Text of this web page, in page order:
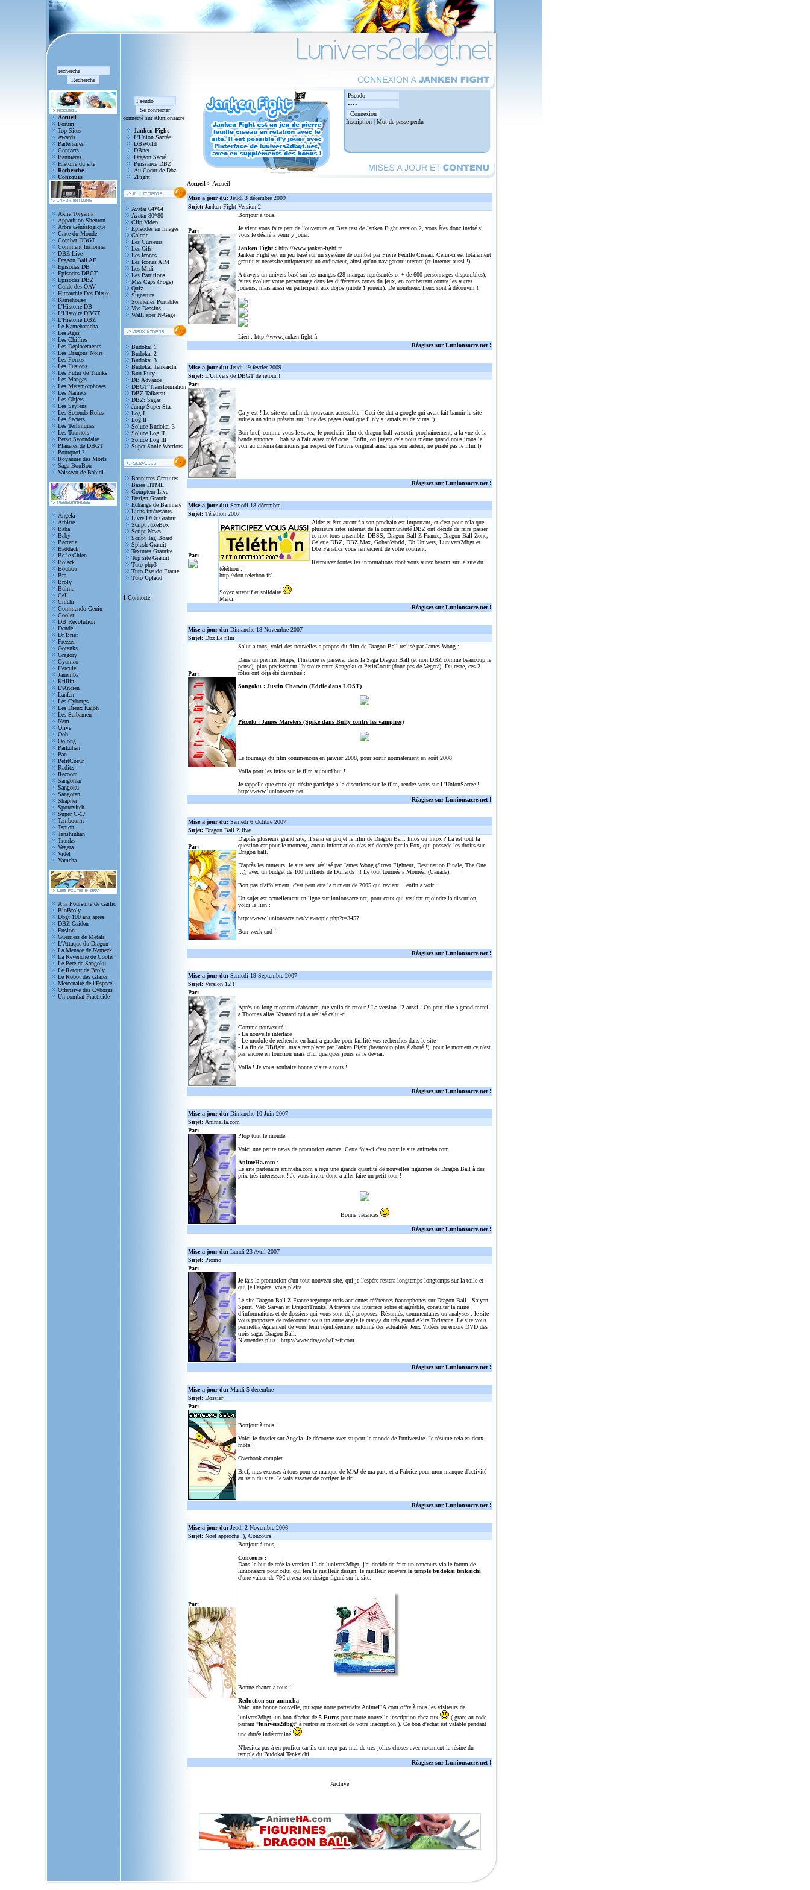
Accueil
Forum
Top-Sites
Awards
Partenaires
Contacts
Bannieres
Histoire du site
Recherche
Concours
connecté sur #lunionsacre
Janken Fight
L'Union Sacrée
DBWorld
DBnet
Dragon Sacré
Puissance DBZ
Au Coeur de Dbz
2Fight
Inscription | Mot de passe perdu
Akira Toryama
Apparition Shenron
Arbre Généalogique
Carte du Monde
Combat DBGT
Comment fusionner
DBZ Live
Dragon Ball AF
Episodes DB
Episodes DBGT
Episodes DBZ
Guide des OAV
Hierarchie Des Dieux
Kamehouse
L'Histoire DB
L'Histoire DBGT
L'Histoire DBZ
Le Kamehameha
Les Ages
Les Chiffres
Les Déplacements
Les Dragons Noirs
Les Forces
Les Fusions
Les Futur de Trunks
Les Mangas
Les Metamorphoses
Les Namecs
Les Objets
Les Sayiens
Les Seconds Roles
Les Secrets
Les Techniques
Les Tournois
Perso Secondaire
Planetes de DBGT
Pourquoi ?
Royaume des Morts
Saga BouBou
Vaisseau de Babidi
Angela
Arbitre
Baba
Baby
Bacterie
Baddack
Be le Chien
Bojack
Boubou
Bra
Broly
Bulma
Cell
Chichi
Commando Geniu
Cooler
DB:Revolution
Dendé
Dr Brief
Freezer
Gotenks
Gregory
Gyumao
Hercule
Janemba
Krillin
L'Ancien
Lanfan
Les Cyborgs
Les Dieux Kaioh
Les Saibamen
Nam
Olive
Oob
Oolong
Paikuhan
Pan
PetitCoeur
Raditz
Recoom
Sangohan
Sangoku
Sangoten
Shapner
Sporovitch
Super C-17
Tambourin
Tapion
Tenshinhan
Trunks
Vegeta
Videl
Yamcha
A la Poursuite de Garlic
BioBroly
Dbgt 100 ans apres
DBZ Gaiden
Fusion
Guerriers de Metals
L'Attaque du Dragon
La Menace de Nameck
La Revenche de Cooler
Le Pere de Sangoku
Le Retour de Broly
Le Robot des Glaces
Mercenaire de l'Espace
Offensive des Cyborgs
Un combat Fracticide
Avatar 64*64
Avatar 80*80
Clip Video
Episodes en images
Galerie
Les Curseurs
Les Gifs
Les Icones
Les Icones AIM
Les Midi
Les Partitions
Mes Caps (Pogs)
Quiz
Signature
Sonneries Portables
Vos Dessins
WallPaper N-Gage
Budokai 1
Budokai 2
Budokai 3
Budokai Tenkaichi
Buu Fury
DB Advance
DBGT Transformation
DBZ Taiketsu
DBZ: Sagas
Jump Super Star
Log I
Log II
Soluce Budokai 3
Soluce Log II
Soluce Log III
Super Sonic Warriors
Bannieres Gratuites
Bases HTML
Compteur Live
Design Gratuit
Echange de Banniere
Liens intérésants
Livre D'Or Gratuit
Script JuxeBox
Script News
Script Tag Board
Splash Gratuit
Textures Gratuite
Top site Gratuit
Tuto php3
Tuto Pseudo Frame
Tuto Uplaod
1 Connecté
Accueil > Accueil
Mise a jour du: Jeudi 3 décembre 2009
Sujet: Janken Fight Version 2
Par:
Bonjour a tous.
Je vient vous faire part de l'ouverture en Beta test de Janken Fight version 2, vous êtes donc invité si
vous le désiré a venir y jouer.
Janken Fight : http://www.janken-fight.fr
Janken Fight est un jeu basé sur un système de combat par Pierre Feuille Ciseau. Celui-ci est totalement
gratuit et nécessite uniquement un ordinateur, ainsi qu'un navigateur internet (et internet aussi !)
A travers un univers basé sur les mangas (28 mangas représentés et + de 600 personnages disponibles),
faites évoluer votre personnage dans les différentes cartes du jeux, en combattant contre les autres
joueurs, mais aussi en participant aux dojos (mode 1 joueur). De nombreux lieux sont à découvrir !
Lien : http://www.janken-fight.fr
Réagisez sur Lunionsacre.net !
Mise a jour du: Jeudi 19 février 2009
Sujet: L'Univers de DBGT de retour !
Par:
Ça y est ! Le site est enfin de nouveaux accessible ! Ceci été dut a google qui avait fait bannir le site
suite a un virus présent sur l'une des pages (sauf que il n'y a jamais eu de virus !).
Bon bref, comme vous le savez, le prochain film de dragon ball va sortir prochainement, à la vue de la
bande annonce... bah sa a l'air assez médiocre.. Enfin, on jugera cela nous même quand nous irons le
voir au cinéma (au moins par respect de l'œuvre original ainsi que son auteur, ne piraté pas le film !)
Réagisez sur Lunionsacre.net !
Mise a jour du: Samedi 18 décembre
Sujet: Téléthon 2007
Par:
Aider et être attentif à son prochain est important, et c'est pour cela que
plusieurs sites internet de la communauté DBZ ont décidé de faire passer
ce mot tous ensemble. DBSS, Dragon Ball Z France, Dragon Ball Zone,
Galerie DBZ, DBZ Max, GohanWorld, Db Univers, Lunivers2dbgt et
Dbz Fanatics vous remercient de votre soutient.
Retrouvez toutes les informations dont vous aurez besoin sur le site du
téléthon :
http://don.telethon.fr/
Soyez attentif et solidaire
Merci.
Réagisez sur Lunionsacre.net !
Mise a jour du: Dimanche 18 Novembre 2007
Sujet: Dbz Le film
Par:
Salut a tous, voici des nouvelles a propos du film de Dragon Ball réalisé par James Wong :
Dans un premier temps, l'histoire se passerai dans la Saga Dragon Ball (et non DBZ comme beaucoup le
pense), plus précisément l'histoire entre Sangoku et PetitCoeur (donc pas de Vegeta). Du reste, ces 2
rôles ont déjà été distribué :
Sangoku : Justin Chatwin (Eddie dans LOST)
Piccolo : James Marsters (Spike dans Buffy contre les vampires)
Le tournage du film commencera en janvier 2008, pour sortir normalement en août 2008
Voila pour les infos sur le film aujourd'hui !
Je rappelle que ceux qui désire participé à la discutions sur le film, rendez vous sur L'UnionSacrée !
http://www.lunionsacre.net
Réagisez sur Lunionsacre.net !
Mise a jour du: Samedi 6 Octibre 2007
Sujet: Dragon Ball Z live
Par:
D'après plusieurs grand site, il serai en projet le film de Dragon Ball. Infos ou Intox ? La est tout la
question car pour le moment, aucun information n'as été donnée par la Fox, qui possède les droits sur
Dragon ball.
D'après les rumeurs, le site serai réalisé par James Wong (Street Fighteur, Destination Finale, The One
...), avec un budget de 100 millards de Dollards !!! Le tout tournée a Monréal (Canada).
Bon pas d'affolement, c'est peut etre la rumeur de 2005 qui revient... enfin a voir...
Un sujet est actuellement en ligne sur lunionsacre.net, pour ceux qui veulent rejoindre la discution,
voici le lien :
http://www.lunionsacre.net/viewtopic.php?t=3457
Bon week end !
Réagisez sur Lunionsacre.net !
Mise a jour du: Samedi 19 Septembre 2007
Sujet: Version 12 !
Par:
Après un long moment d'absence, me voila de retour ! La version 12 aussi ! On peut dire a grand merci
a Thomas alias Khanard qui a réalisé celui-ci.
Comme nouveauté :
- La nouvelle interface
- Le module de recherche en haut a gauche pour facilité vos recherches dans le site
- La fin de DBfight, mais remplacer par Janken Fight (beaucoup plus élaboré !), pour le moment ce n'est
pas encore en fonction mais d'ici quelques jours sa le devrai.
Voila ! Je vous souhaite bonne visite a tous !
Réagisez sur Lunionsacre.net !
Mise a jour du: Dimanche 10 Juin 2007
Sujet: AnimeHa.com
Par:
Plop tout le monde.
Voici une petite news de promotion encore. Cette fois-ci c'est pour le site animeha.com
AnimeHa.com :
Le site partenaire animeha.com a reçu une grande quantité de nouvelles figurines de Dragon Ball à des
prix très intéressant ! Je vous invite donc à aller faire un petit tour !
Bonne vacances
Réagisez sur Lunionsacre.net !
Mise a jour du: Lundi 23 Avril 2007
Sujet: Promo
Par:
Je fais la promotion d'un tout nouveau site, qui je l'espère restera longtemps longtemps sur la toile et
qui je l'espère, vous plaira.
Le site Dragon Ball Z France regroupe trois anciennes références francophones sur Dragon Ball : Saiyan
Spirit, Web Saiyan et DragonTrunks. A travers une interface sobre et agréable, consulter la mine
d’informations et de dossiers qui vous sont déjà proposés. Résumés, commentaires ou analyses : le site
vous proposera de redécouvrir sous un autre angle le manga du très grand Akira Toriyama. Le site vous
permettra également de vous tenir régulièrement informé des actualités Jeux Vidéos ou encore DVD des
trois sagas Dragon Ball.
N’attendez plus : http://www.dragonballz-fr.com
Réagisez sur Lunionsacre.net !
Mise a jour du: Mardi 5 décembre
Sujet: Dossier
Par:
Bonjour à tous !
Voici le dossier sur Angela. Je découvre avec stupeur le monde de l'université. Je résume cela en deux
mots:
Overbook complet
Bref, mes excuses à tous pour ce manque de MAJ de ma part, et à Fabrice pour mon manque d'activité
au sain du site. Je vais essayer de corriger le tir.
Réagisez sur Lunionsacre.net !
Mise a jour du: Jeudi 2 Novembre 2006
Sujet: Noël approche ;), Concours
Par:
Bonjour à tous,
Concours :
Dans le but de crée la version 12 de lunivers2dbgt, j'ai decidé de faire un concours via le forum de
lunionsacre pour celui qui fera le meilleur design, le meilleur recevera le temple budokai tenkaichi
d'une valeur de 79€ etvera son design figuré sur le site.
Bonne chance a tous !
Reduction sur animeha
Voici une bonne nouvelle, puisque notre partenaire AnimeHA.com offre à tous les visiteurs de
lunivers2dbgt, un bon d'achat de 5 Euros pour toute nouvelle inscription chez eux
( grace au code
parrain "lunivers2dbgt" à rentrer au moment de votre inscription ). Ce bon d'achat est valable pendant
une durée indéterminé
N'hésitez pas à en profiter car ils ont reçu pas mal de très jolies choses avec notament la résine du
temple du Budokai Tenkaichi
Réagisez sur Lunionsacre.net !
Archive